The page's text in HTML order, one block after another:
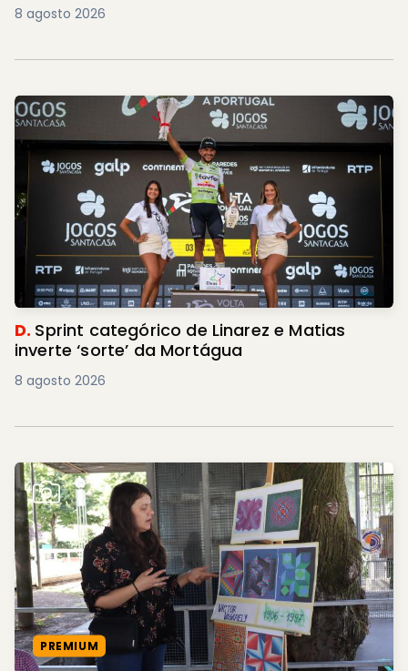
8 agosto 2026
D. Sprint categórico de Linarez e Matias
inverte ‘sorte’ da Mortágua
8 agosto 2026
PREMIUM